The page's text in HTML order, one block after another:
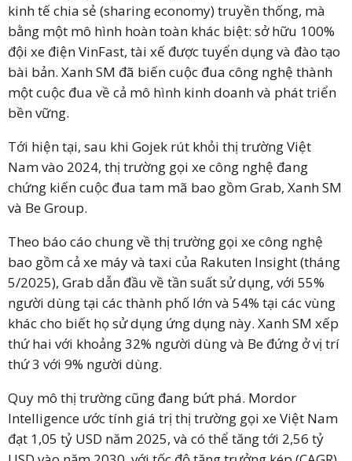
kinh tế chia sẻ (sharing economy) truyền thống, mà
bằng một mô hình hoàn toàn khác biệt: sở hữu 100%
đội xe điện VinFast, tài xế được tuyển dụng và đào tạo
bài bản. Xanh SM đã biến cuộc đua công nghệ thành
một cuộc đua về cả mô hình kinh doanh và phát triển
bền vững.
Tới hiện tại, sau khi Gojek rút khỏi thị trường Việt
Nam vào 2024, thị trường gọi xe công nghệ đang
chứng kiến cuộc đua tam mã bao gồm Grab, Xanh SM
và Be Group.
Theo báo cáo chung về thị trường gọi xe công nghệ
bao gồm cả xe máy và taxi của Rakuten Insight (tháng
5/2025), Grab dẫn đầu về tần suất sử dụng, với 55%
người dùng tại các thành phố lớn và 54% tại các vùng
khác cho biết họ sử dụng ứng dụng này. Xanh SM xếp
thứ hai với khoảng 32% người dùng và Be đứng ở vị trí
thứ 3 với 9% người dùng.
Quy mô thị trường cũng đang bứt phá. Mordor
Intelligence ước tính giá trị thị trường gọi xe Việt Nam
đạt 1,05 tỷ USD năm 2025, và có thể tăng tới 2,56 tỷ